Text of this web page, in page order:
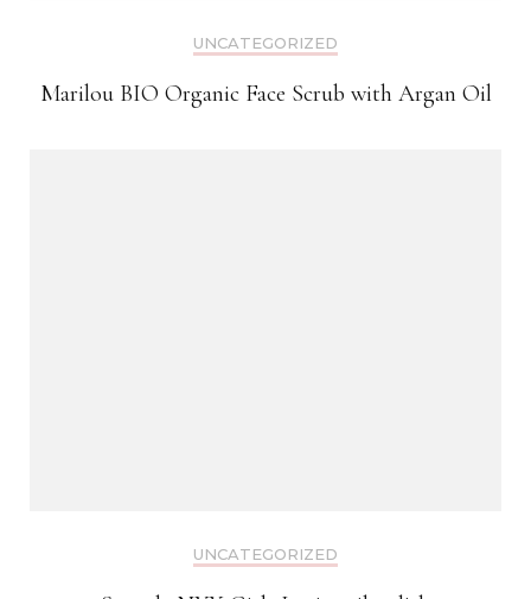
UNCATEGORIZED
Marilou BIO Organic Face Scrub with Argan Oil
UNCATEGORIZED